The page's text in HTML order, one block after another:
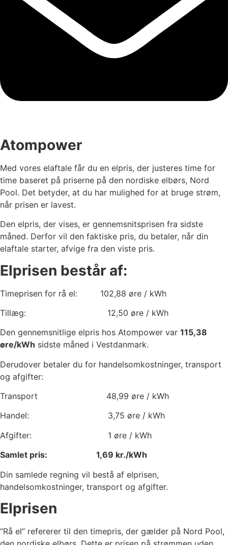
Atompower
Med vores elaftale får du en elpris, der justeres time for
time baseret på priserne på den nordiske elbørs, Nord
Pool. Det betyder, at du har mulighed for at bruge strøm,
når prisen er lavest.
Den elpris, der vises, er gennemsnitsprisen fra sidste
måned. Derfor vil den faktiske pris, du betaler, når din
elaftale starter, afvige fra den viste pris.
Elprisen består af:
Timeprisen for rå el: 102,88 øre / kWh
Tillæg: 12,50 øre / kWh
Den gennemsnitlige elpris hos Atompower var 115,38
øre/kWh sidste måned i Vestdanmark.
Derudover betaler du for handelsomkostninger, transport
og afgifter:
Transport 48,99 øre / kWh
Handel: 3,75 øre / kWh
Afgifter: 1 øre / kWh
Samlet pris: 1,69 kr./kWh
Din samlede regning vil bestå af elprisen,
handelsomkostninger, transport og afgifter.
Elprisen
“Rå el” refererer til den timepris, der gælder på Nord Pool,